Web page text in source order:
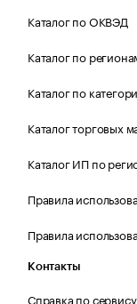
Каталог по ОКВЭД
Каталог по
Каталог по
Каталог торговых
Каталог ИП по
Правила
Правила
Контакты
Справка по сервису